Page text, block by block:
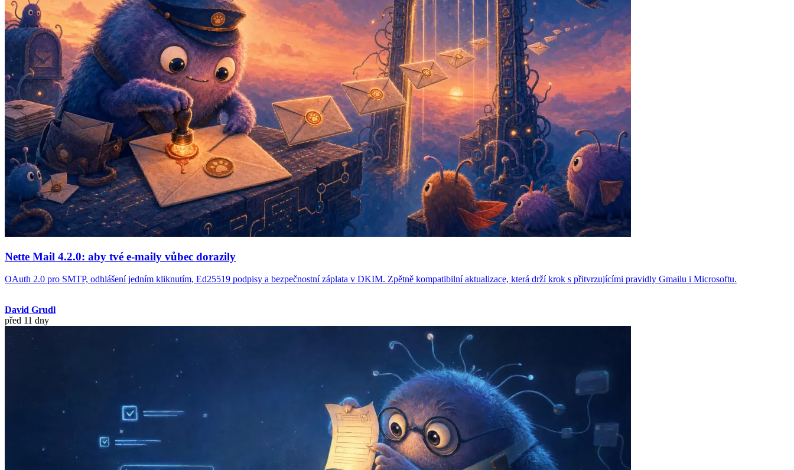
Nette Mail 4.2.0: aby tvé e-maily vůbec dorazily
OAuth 2.0 pro SMTP, odhlášení jedním kliknutím, Ed25519 podpisy a bezpečnostní záplata v DKIM. Zpětně kompatibilní aktualizace, která drží krok s přitvrzujícími pravidly Gmailu i Microsoftu.
David Grudl
před 11 dny